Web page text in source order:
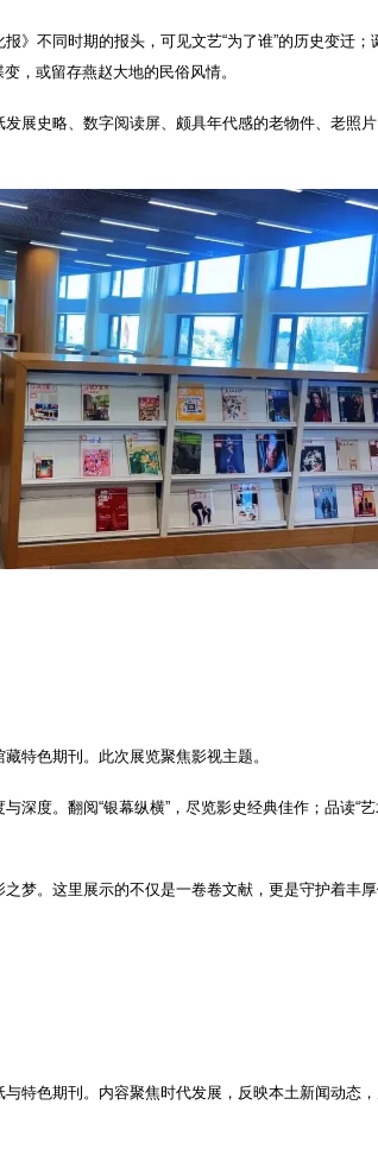
》不同时期的报头，可见文艺“为了谁”的历史变迁
，或留存燕赵大地的民俗风情。
展史略、数字阅读屏、颇具年代感的老物件、老照
特色期刊。此次展览聚焦影视主题。
深度。翻阅“银幕纵横”，尽览影史经典佳作；品读“
梦。这里展示的不仅是一卷卷文献，更是守护着丰厚
特色期刊。内容聚焦时代发展，反映本土新闻动态